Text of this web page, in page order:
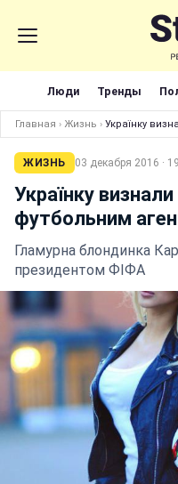
Люди Тренды
Главная › Жизнь › Українку
ЖИЗНЬ 03 декабря 2016 ·
Українку
футбольним
Гламурна блондинка
президентом ФІФА